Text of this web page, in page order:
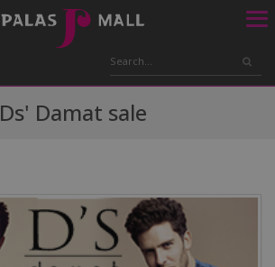
Ds' Damat sale